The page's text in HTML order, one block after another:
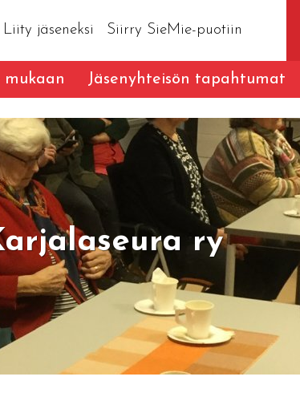
Liity jäseneksi Siirry SieMie-puotiin
mukaan Jäsenyhteisön tapahtumat
ry